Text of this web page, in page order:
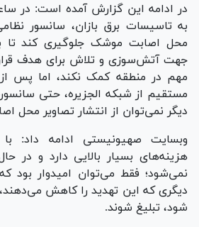
در ادامه این گزارش آمده است: در
به تاسیسات برق بازان، سانسور
محل اصابت موشک جلوگیری کند تا
جهت آتش‌سوزی و تلاش برای هدف
مهم در منطقه کمک نکند، اما پس
مستقیم از شبکه الجزیره، حتی
دیگر نمی‌توان از انتشار تصاویر محل
وبسایت صهیونیستی ادامه داد:
هزینه‌های بسیار بالایی دارد و در
نمی‌شود؛ فقط می‌توان امیدوار بود
دیگری که این تهدید را کاهش می‌دهند،
شود، تبلیغ شوند.